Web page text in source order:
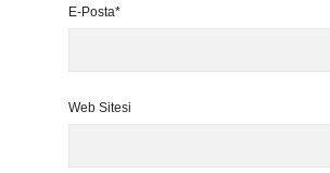
E-Posta*
Web Sitesi